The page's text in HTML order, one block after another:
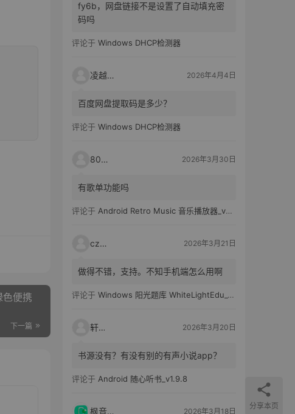
便携
下一篇
fy6b，网盘链接不是设置了自动填充密
码吗
评论于 Windows DHCP检测器
凌越电子 2026年4月4日
百度网盘提取码是多少？
评论于 Windows DHCP检测器
80521 2026年3月30日
有歌单功能吗
评论于 Android Retro Music 音乐播放器_v6.6.0
czh7 2026年3月21日
做得不错，支持。不知手机端怎么用啊
评论于 Windows 阳光题库 WhiteLightEdu_v2.0.0
轩爸 2026年3月20日
书源没有？有没有别的有声小说app？
评论于 Android 随心听书_v1.9.8
枫音应用 2026年3月18日
分享本页